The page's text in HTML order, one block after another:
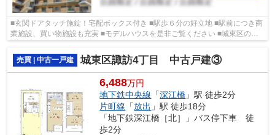
■玄関ドアタッチ施錠！宅配ボックス付き ■駅歩６分の好立地 ■駅前につき商
業施設、買い物施設も充実 ■モデルハウスを是非ご覧ください ■城東区の物
件情報は武和グループまで！
売買 | 中古一戸建
城東区諏訪4丁目 中古戸建③
6,488万円
地下鉄中央線 「深江橋 」駅 徒歩2分
片町線 「放出 」駅 徒歩18分
「地下鉄深江橋［北］」バス停下車 徒
歩2分